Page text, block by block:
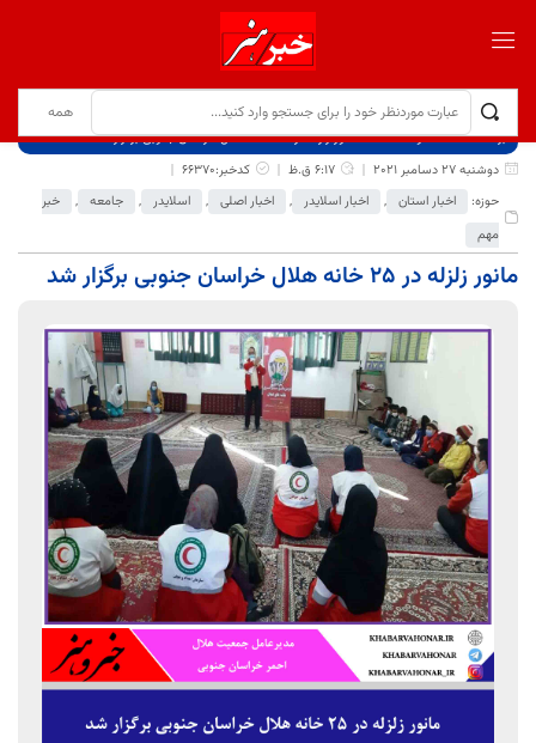
برگ نخست نوشته‌ها
مانور زلزله در ۲۵ خانه هلال خراسان جنوبی برگزار شد
دوشنبه 27 دسامبر 2021
6:17 ق.ظ
کدخبر:66370
حوزه:
اخبار استان , اخبار اسلایدر , اخبار اصلی , اسلایدر , جامعه ,
خبر
مهم
مانور زلزله در ۲۵ خانه هلال خراسان جنوبی برگزار شد